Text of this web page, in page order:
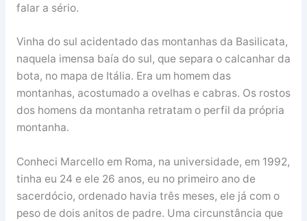
falar a sério.
Vinha do sul acidentado das montanhas da Basilicata,
naquela imensa baía do sul, que separa o calcanhar da
bota, no mapa de Itália. Era um homem das
montanhas, acostumado a ovelhas e cabras. Os rostos
dos homens da montanha retratam o perfil da própria
montanha.
Conheci Marcello em Roma, na universidade, em 1992,
tinha eu 24 e ele 26 anos, eu no primeiro ano de
sacerdócio, ordenado havia três meses, ele já com o
peso de dois anitos de padre. Uma circunstância que